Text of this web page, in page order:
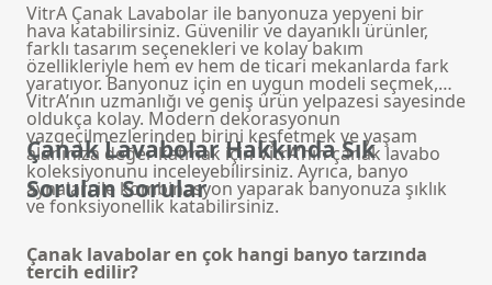
VitrA Çanak Lavabolar ile banyonuza yepyeni bir
hava katabilirsiniz. Güvenilir ve dayanıklı ürünler,
farklı tasarım seçenekleri ve kolay bakım
özellikleriyle hem ev hem de ticari mekanlarda fark
yaratıyor. Banyonuz için en uygun modeli seçmek,
VitrA’nın uzmanlığı ve geniş ürün yelpazesi sayesinde
oldukça kolay. Modern dekorasyonun
vazgeçilmezlerinden birini keşfetmek ve yaşam
alanınıza değer katmak için VitrA’nın çanak lavabo
koleksiyonunu inceleyebilirsiniz. Ayrıca, banyo
aynalarıile kombinasyon yaparak banyonuza şıklık
ve fonksiyonellik katabilirsiniz.
Çanak Lavabolar Hakkında Sık
Sorulan Sorular
Çanak lavabolar en çok hangi banyo tarzında
tercih edilir?